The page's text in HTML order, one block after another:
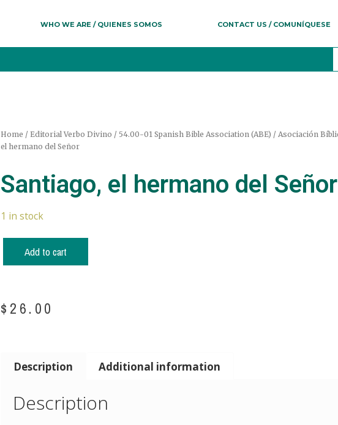
WHO WE ARE / QUIENES SOMOS CONTACT US / COMUNÍQUESE
Home / Editorial Verbo Divino / 54.00-01 Spanish Bible Association (ABE) / Asociación
el hermano del Señor
Santiago, el hermano del Señor
1 in stock
Add to cart
$ 26.00
Description Additional information
Description